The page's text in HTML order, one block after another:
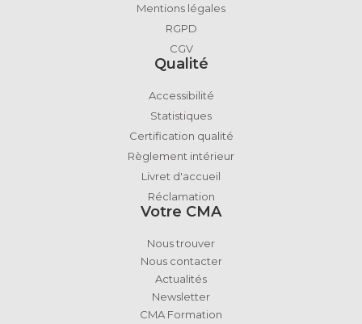
Mentions légales
RGPD
CGV
Qualité
Accessibilité
Statistiques
Certification qualité
Règlement intérieur
Livret d'accueil
Réclamation
Votre CMA
Nous trouver
Nous contacter
Actualités
Newsletter
CMA Formation